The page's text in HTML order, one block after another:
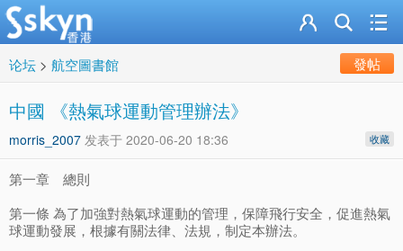
论坛 > 航空圖書館 發帖
中國 《熱氣球運動管理辦法》
收藏
morris_2007 发表于 2020-06-20 18:36
第一章 總則
第一條 為了加強對熱氣球運動的管理，保障飛行安全，促進熱氣
球運動發展，根據有關法律、法規，制定本辦法。